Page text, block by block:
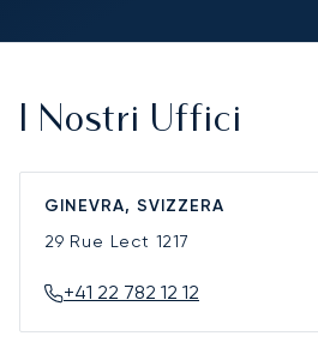
I Nostri Uffici
GINEVRA, SVIZZERA
29 Rue Lect 1217
+41 22 782 12 12